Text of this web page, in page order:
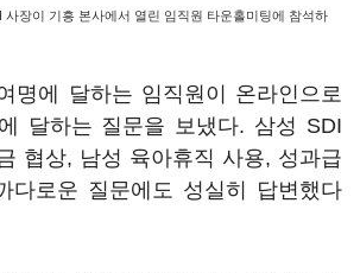
사장이 기흥 본사에서 열린 임직원 타운홀미팅에 참석하
명에 달하는 임직원이 온라인으로
달하는 질문을 보냈다. 삼성 SDI
협상, 남성 육아휴직 사용, 성과급
다로운 질문에도 성실히 답변했다